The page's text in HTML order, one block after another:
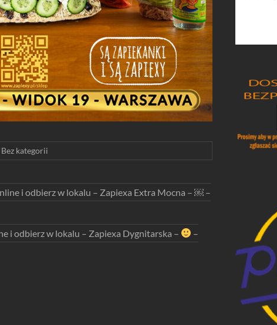
Bez kategorii
i odbierz w lokalu – Zapiexa Extra Mocna – ￼ –
i odbierz w lokalu – Zapiexa Dygnitarska –
–